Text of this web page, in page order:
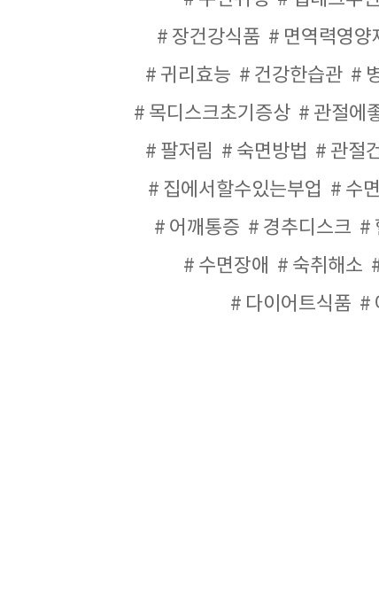
장건강식품
면역력영양
귀리효능
건강한습관
목디스크초기증상
관절에
팔저림
숙면방법 관절
집에서할수있는부업
수
어깨통증
경추디스크
수면장애
숙취해소
다이어트식품